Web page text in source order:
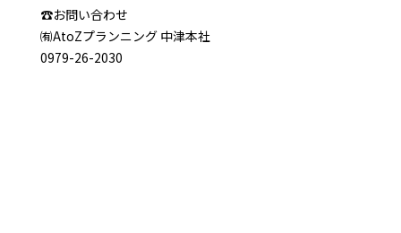
☎️お問い合わせ
㈲AtoZプランニング 中津本社
0979-26-2030